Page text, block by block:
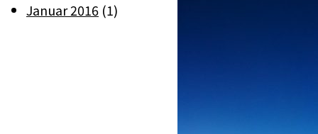
Januar 2016 (1)